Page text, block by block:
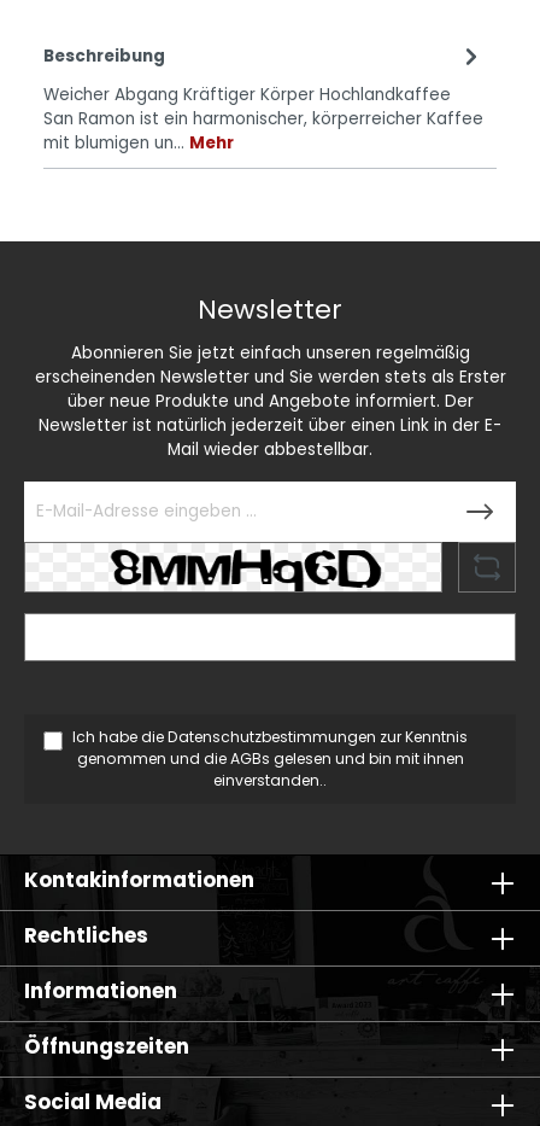
Beschreibung
Weicher Abgang Kräftiger Körper Hochlandkaffee
San Ramon ist ein harmonischer, körperreicher Kaffee
mit blumigen un… Mehr
Newsletter
Abonnieren Sie jetzt einfach unseren regelmäßig
erscheinenden Newsletter und Sie werden stets als Erster
über neue Produkte und Angebote informiert. Der
Newsletter ist natürlich jederzeit über einen Link in der E-
Mail wieder abbestellbar.
Ich habe dieDatenschutzbestimmungen zur Kenntnis
genommen und dieAGBs gelesen und bin mit ihnen
einverstanden..
Kontakinformationen
Rechtliches
Informationen
Öffnungszeiten
Social Media